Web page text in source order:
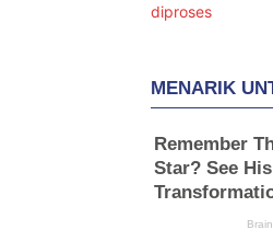
diproses